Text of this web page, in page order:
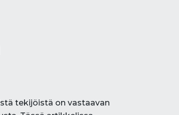
tekijöistä on vastaavan